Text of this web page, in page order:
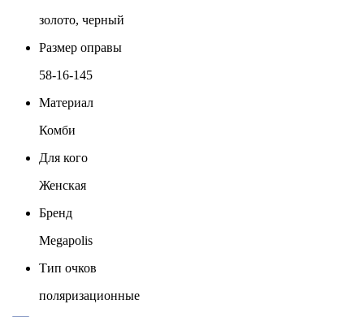
золото, черный
Размер оправы
58-16-145
Материал
Комби
Для кого
Женская
Бренд
Megapolis
Тип очков
поляризационные